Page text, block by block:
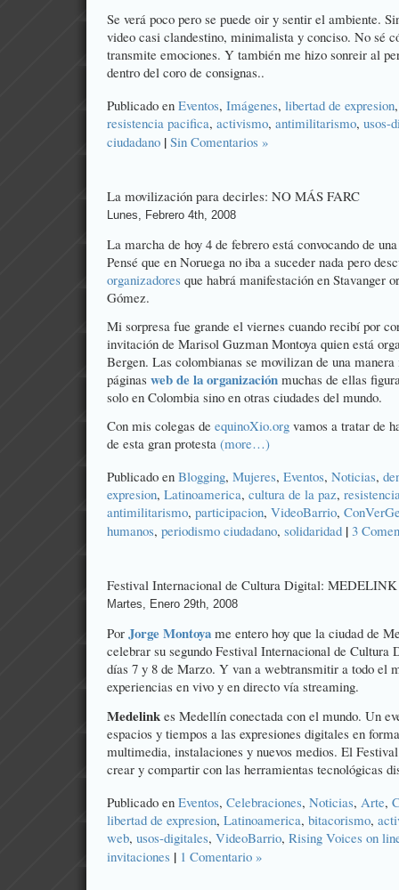
Se verá poco pero se puede oir y sentir el ambiente.
video casi clandestino, minimalista y conciso. No sé
transmite emociones. Y también me hizo sonreir al
dentro del coro de consignas..
Publicado en Eventos, Imágenes, libertad de expresion
resistencia pacifica, activismo, antimilitarismo, usos-
ciudadano | Sin Comentarios »
La movilización para decirles: NO MÁS FARC
Lunes, Febrero 4th, 2008
La marcha de hoy 4 de febrero está convocando de
Pensé que en Noruega no iba a suceder nada pero
organizadores que habrá manifestación en Stavanger
Gómez.
Mi sorpresa fue grande el viernes cuando recibí por
invitación de Marisol Guzman Montoya quien está
Bergen. Las colombianas se movilizan de una
páginas web de la organización muchas de ellas
solo en Colombia sino en otras ciudades del mundo.
Con mis colegas de equinoXio.org vamos a tratar de
de esta gran protesta (more…)
Publicado en Blogging, Mujeres, Eventos, Noticias,
expresion, Latinoamerica, cultura de la paz,
antimilitarismo, participacion, VideoBarrio,
humanos, periodismo ciudadano, solidaridad | 3
Festival Internacional de Cultura Digital: MEDELINK
Martes, Enero 29th, 2008
Por Jorge Montoya me entero hoy que la ciudad de
celebrar su segundo Festival Internacional de
días 7 y 8 de Marzo. Y van a webtransmitir a todo el
experiencias en vivo y en directo vía streaming.
Medelink es Medellín conectada con el mundo. Un
espacios y tiempos a las expresiones digitales en
multimedia, instalaciones y nuevos medios. El
crear y compartir con las herramientas tecnológicas
Publicado en Eventos, Celebraciones, Noticias, Arte,
libertad de expresion, Latinoamerica, bitacorismo,
web, usos-digitales, VideoBarrio, Rising Voices on
invitaciones | 1 Comentario »